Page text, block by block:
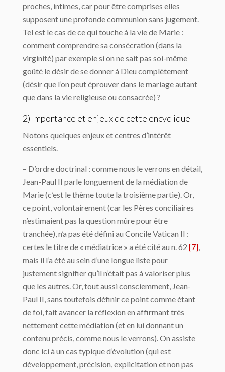
proches, intimes, car pour être comprises elles
supposent une profonde communion sans jugement.
Tel est le cas de ce qui touche à la vie de Marie :
comment comprendre sa consécration (dans la
virginité) par exemple si on ne sait pas soi-même
goûté le désir de se donner à Dieu complètement
(désir que l’on peut éprouver dans le mariage autant
que dans la vie religieuse ou consacrée) ?
2) Importance et enjeux de cette encyclique
Notons quelques enjeux et centres d’intérêt
essentiels.
– D’ordre doctrinal : comme nous le verrons en détail,
Jean-Paul II parle longuement de la médiation de
Marie (c’est le thème toute la troisième partie). Or,
ce point, volontairement (car les Pères conciliaires
n’estimaient pas la question mûre pour être
tranchée), n’a pas été défini au Concile Vatican II :
certes le titre de « médiatrice » a été cité au n. 62 [7],
mais il l’a été au sein d’une longue liste pour
justement signifier qu’il n’était pas à valoriser plus
que les autres. Or, tout aussi consciemment, Jean-
Paul II, sans toutefois définir ce point comme étant
de foi, fait avancer la réflexion en affirmant très
nettement cette médiation (et en lui donnant un
contenu précis, comme nous le verrons). On assiste
donc ici à un cas typique d’évolution (qui est
développement, précision, explicitation et non pas